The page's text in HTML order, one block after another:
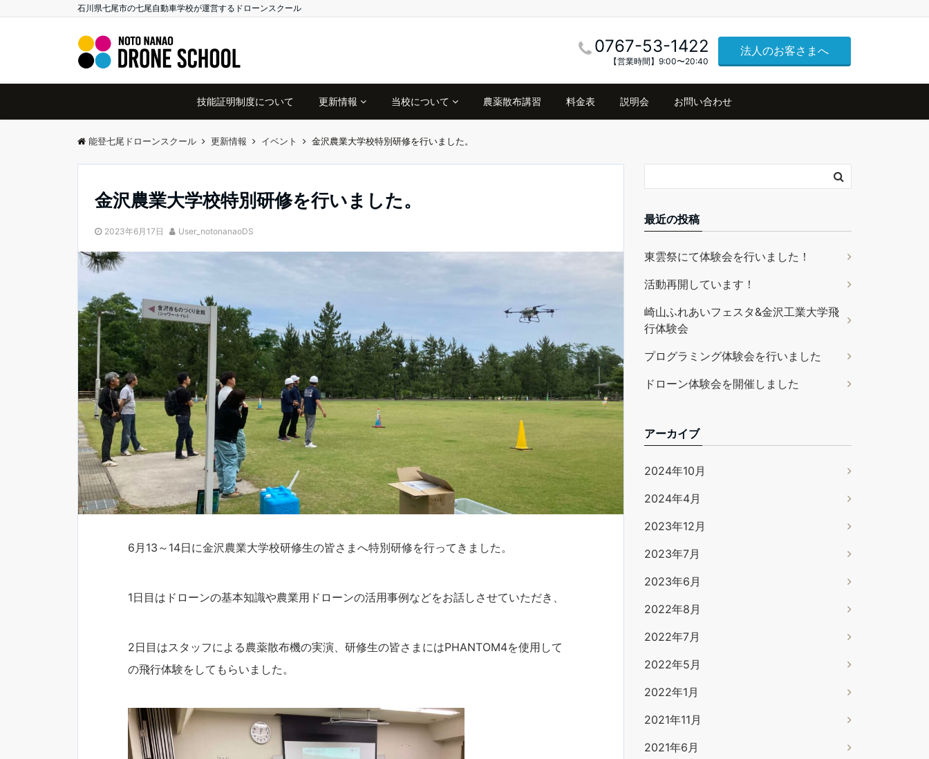
石川県七尾市の七尾自動車学校が運営するドローンスクール
0767-53-1422
【営業時間】9:00〜20:40
法人のお客さまへ
技能証明制度について 更新情報 当校について 農薬散布講習 料金表 説明会 お問い合わせ
能登七尾ドローンスクール 更新情報 イベント 金沢農業大学校特別研修を行いました。
金沢農業大学校特別研修を行いました。
2023年6月17日 User_notonanaoDS
6月13～14日に金沢農業大学校研修生の皆さまへ特別研修を行ってきました。
1日目はドローンの基本知識や農業用ドローンの活用事例などをお話しさせていただき、
2日目はスタッフによる農薬散布機の実演、研修生の皆さまにはPHANTOM4を使用して
の飛行体験をしてもらいました。
最近の投稿
東雲祭にて体験会を行いました！
活動再開しています！
崎山ふれあいフェスタ&金沢工業大学飛
行体験会
プログラミング体験会を行いました
ドローン体験会を開催しました
アーカイブ
2024年10月
2024年4月
2023年12月
2023年7月
2023年6月
2022年8月
2022年7月
2022年5月
2022年1月
2021年11月
2021年6月